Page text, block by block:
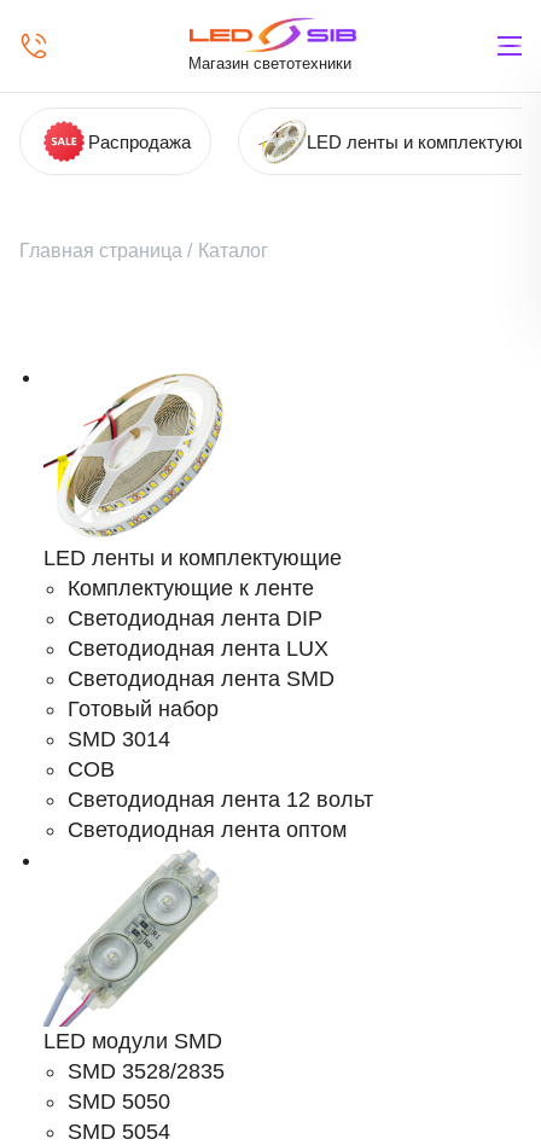
Магазин светотехники
Распродажа LED ленты и
Главная страница / Каталог
LED ленты и комплектующие
Комплектующие к ленте
Светодиодная лента DIP
Светодиодная лента LUX
Светодиодная лента SMD
Готовый набор
SMD 3014
COB
Светодиодная лента 12 вольт
Светодиодная лента оптом
LED модули SMD
SMD 3528/2835
SMD 5050
SMD 5054